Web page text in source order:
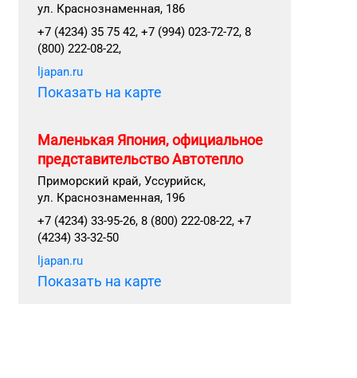
ул. Краснознаменная, 186
+7 (4234) 35 75 42, +7 (994) 023-72-72, 8
(800) 222-08-22,
ljapan.ru
Показать на карте
Маленькая Япония, официальное
представительство Автотепло
Приморский край, Уссурийск,
ул. Краснознаменная, 196
+7 (4234) 33-95-26, 8 (800) 222-08-22, +7
(4234) 33-32-50
ljapan.ru
Показать на карте